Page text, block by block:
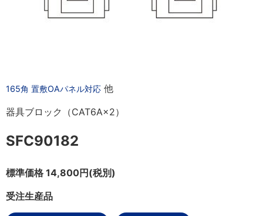
165角 置敷OAパネル対応 他
器具ブロック（CAT6A×2）
SFC90182
標準価格 14,800円(税別)
受注生産品